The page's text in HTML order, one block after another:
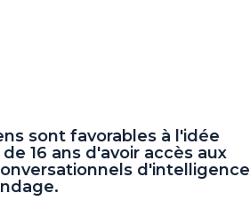
sont favorables à l'idée
16 ans d'avoir accès aux
d'intelligence